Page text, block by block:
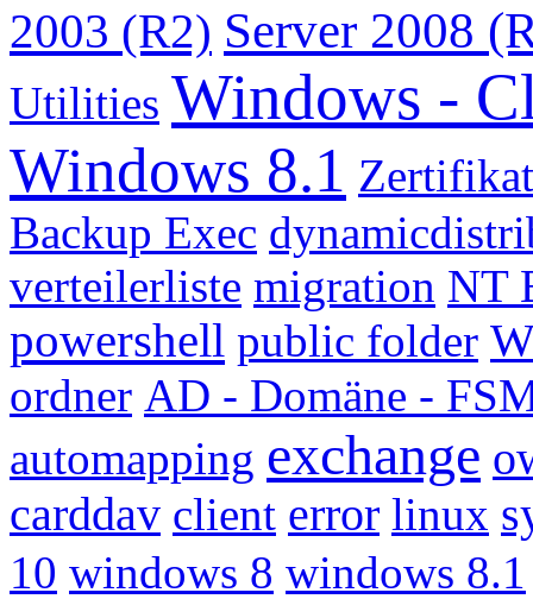
2003 (R2) Server 2008
Utilities Windows -
Windows 8.1
Backup Exec
verteilerliste migration NT
powershell public folder
ordner AD - Domäne -
automapping exchange
carddav client error linux
10 windows 8 windows 8.1